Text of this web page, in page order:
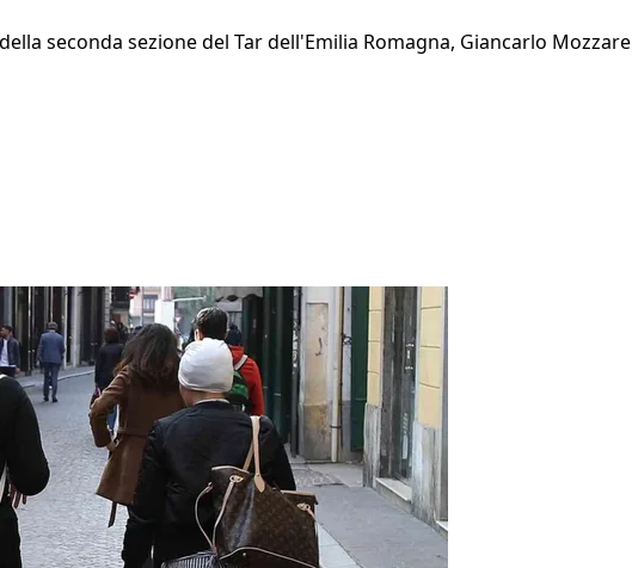
seconda sezione del Tar dell'Emilia Romagna, Giancarlo